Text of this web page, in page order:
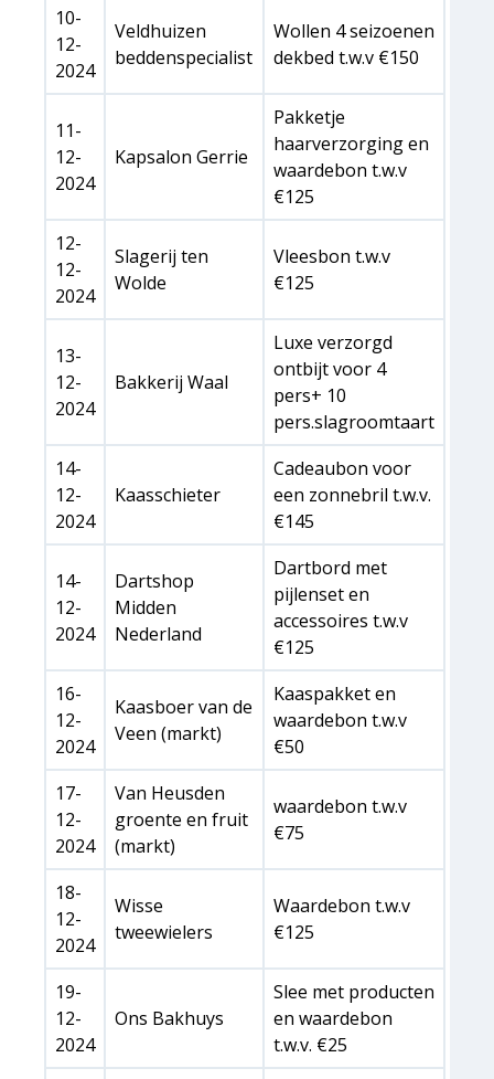
10-
12-
2024
Veldhuizen
beddenspecialist
Wollen 4 seizoenen
dekbed t.w.v €150
11-
12-
2024
Kapsalon Gerrie
Pakketje
haarverzorging en
waardebon t.w.v
€125
12-
12-
2024
Slagerij ten
Wolde
Vleesbon t.w.v
€125
13-
12-
2024
Bakkerij Waal
Luxe verzorgd
ontbijt voor 4
pers+ 10
pers.slagroomtaart
14-
12-
2024
Kaasschieter
Cadeaubon voor
een zonnebril t.w.v.
€145
14-
12-
2024
Dartshop
Midden
Nederland
Dartbord met
pijlenset en
accessoires t.w.v
€125
16-
12-
2024
Kaasboer van de
Veen (markt)
Kaaspakket en
waardebon t.w.v
€50
17-
12-
2024
Van Heusden
groente en fruit
(markt)
waardebon t.w.v
€75
18-
12-
2024
Wisse
tweewielers
Waardebon t.w.v
€125
19-
12-
2024
Ons Bakhuys
Slee met producten
en waardebon
t.w.v. €25